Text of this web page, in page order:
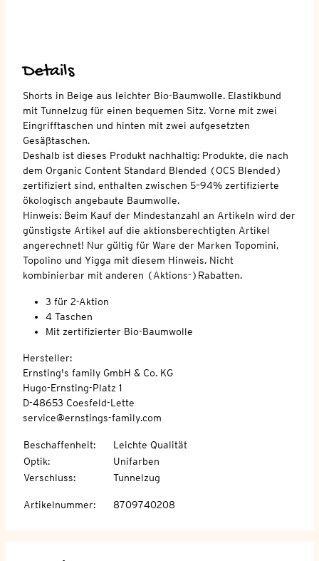
Details
Shorts in Beige aus leichter Bio-Baumwolle. Elastikbund
mit Tunnelzug für einen bequemen Sitz. Vorne mit zwei
Eingrifftaschen und hinten mit zwei aufgesetzten
Gesäßtaschen.
Deshalb ist dieses Produkt nachhaltig: Produkte, die nach
dem Organic Content Standard Blended (OCS Blended)
zertifiziert sind, enthalten zwischen 5–94% zertifizierte
ökologisch angebaute Baumwolle.
Hinweis: Beim Kauf der Mindestanzahl an Artikeln wird der
günstigste Artikel auf die aktionsberechtigten Artikel
angerechnet! Nur gültig für Ware der Marken Topomini,
Topolino und Yigga mit diesem Hinweis. Nicht
kombinierbar mit anderen (Aktions-)Rabatten.
3 für 2-Aktion
4 Taschen
Mit zertifizierter Bio-Baumwolle
Hersteller:
Ernsting's family GmbH & Co. KG
Hugo-Ernsting-Platz 1
D-48653 Coesfeld-Lette
service@ernstings-family.com
Beschaffenheit:
Leichte Qualität
Optik:
Unifarben
Verschluss: Tunnelzug
Artikelnummer: 8709740208